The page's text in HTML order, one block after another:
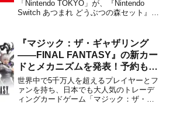
【10/13～10/15】
「Nintendo TOKYO」が、『Nintendo
Switch あつまれ どうぶつの森セット』
ました。10月19日以降の販売分となりま
す。『マリオカート ライブ ホームサ...
『マジック：ザ・ギャザリング
——FINAL FANTASY』の新カー
ドとメカニズムを発表！予約も受
付中
世界中で5千万人を超えるプレイヤーとフ
ァンを持ち、日本でも大人気のトレーデ
ィングカードゲーム「マジック：ザ・ギ